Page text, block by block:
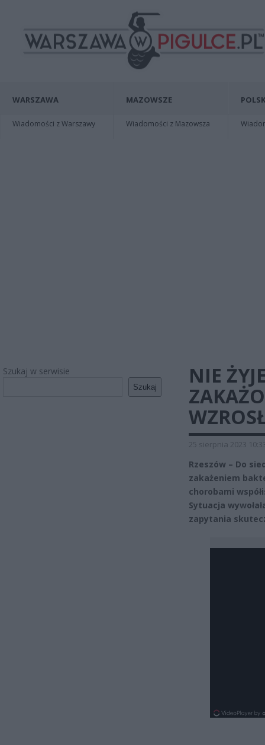
WARSZAWA
Wiadomości z Warszawy
MAZOWSZE
Wiadomości z Mazowsza
Szukaj w serwisie
Szukaj
NIE
25 sierpnia 2023
Rzeszów – Do
zakażeniem
chorobami
Sytuacja
zapytania